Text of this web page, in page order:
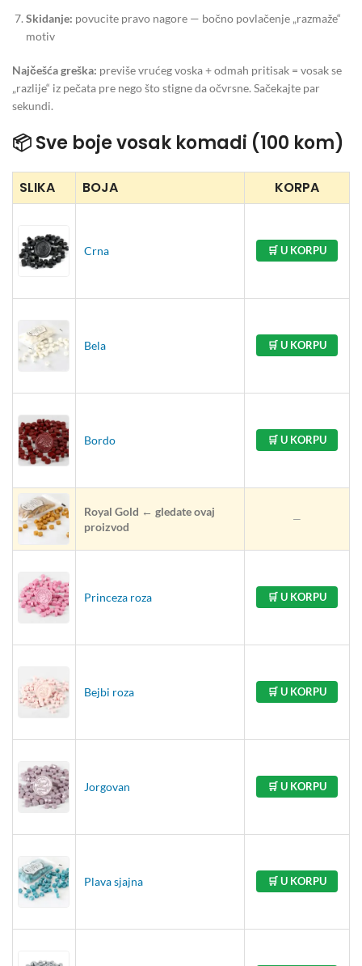
Skidanje: povucite pravo nagore — bočno povlačenje „razmaže“
motiv
Najčešća greška: previše vrućeg voska + odmah pritisak = vosak se
„razlije“ iz pečata pre nego što stigne da očvrsne. Sačekajte par
sekundi.
📦 Sve boje vosak komadi (100 kom)
SLIKA BOJA KORPA
Crna 🛒 U KORPU
Bela 🛒 U KORPU
Bordo 🛒 U KORPU
Royal Gold ← gledate ovaj
proizvod
—
Princeza roza 🛒 U KORPU
Bejbi roza 🛒 U KORPU
Jorgovan 🛒 U KORPU
Plava sjajna 🛒 U KORPU